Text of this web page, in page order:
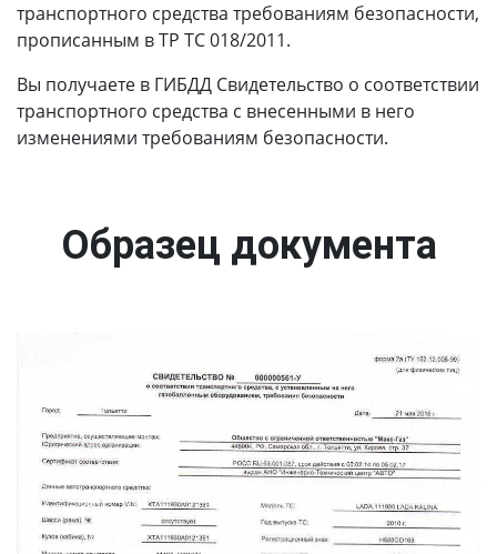
транспортного средства требованиям безопасности,
прописанным в ТР ТС 018/2011.
Вы получаете в ГИБДД Свидетельство о соответствии
транспортного средства с внесенными в него
изменениями требованиям безопасности.
Образец документа